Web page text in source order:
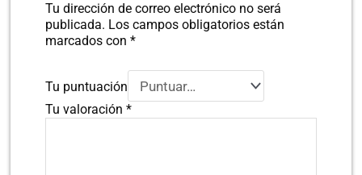
Tu dirección de correo electrónico no será
publicada. Los campos obligatorios están
marcados con*
Tu puntuación
Tu valoración*